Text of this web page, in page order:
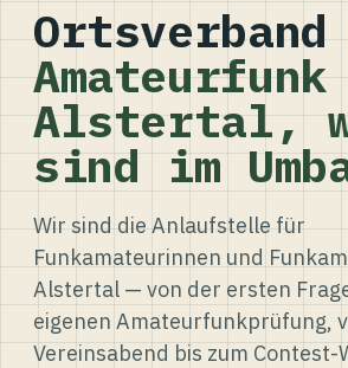
Ortsverband
Alstertal,
sind im
Wir sind die Anlaufstelle für
Funkamateurinnen und
Alstertal — von der ersten
eigenen Amateurfunkprüfung,
Vereinsabend bis zum Contest-